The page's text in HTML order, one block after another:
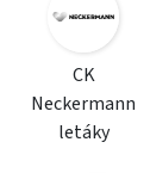
CK
Neckermann
letáky